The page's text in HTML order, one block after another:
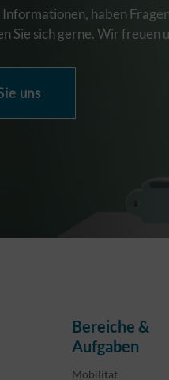
haben
Sie sich gerne. Wir freuen
uns
Bereiche &
Aufgaben
Mobilität